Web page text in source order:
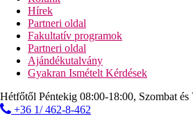
Internet
Ingyenes:
Gyorsan, térítés ellenében:
4 csillag
Hírek
Partneri oldal
Fakultatív programok
Partneri oldal
Ajándékutalvány
Gyakran Ismételt Kérdések
Hétfőtől Péntekig 08:00-18:00, Szombat és
+36 1/ 462-8-462